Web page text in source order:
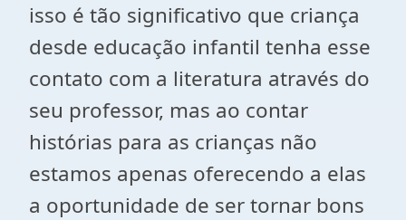
isso é tão significativo que criança
desde educação infantil tenha esse
contato com a literatura através do
seu professor, mas ao contar
histórias para as crianças não
estamos apenas oferecendo a elas
a oportunidade de ser tornar bons